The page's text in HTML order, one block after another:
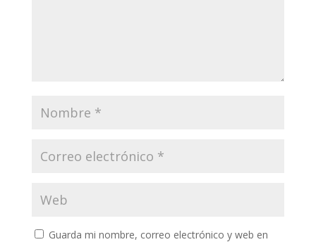
Guarda mi nombre, correo electrónico y web en